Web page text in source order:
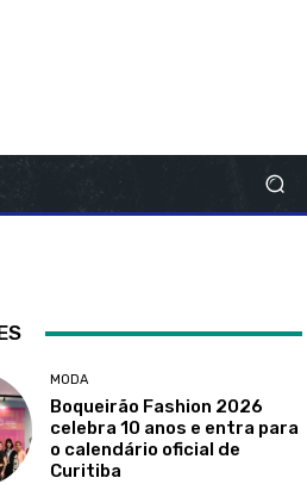
MODA
Boqueirão Fashion 2026
celebra 10 anos e entra para
o calendário oficial de
Curitiba